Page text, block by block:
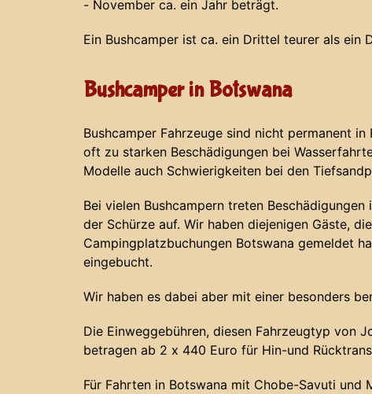
- November ca. ein Jahr beträgt.
Ein Bushcamper ist ca. ein Drittel teurer als ein
Bushcamper in Botswana
Bushcamper Fahrzeuge sind nicht permanent
oft zu starken Beschädigungen bei
Modelle auch Schwierigkeiten bei den
Bei vielen Bushcampern treten
der Schürze auf. Wir haben diejenigen Gäste,
Campingplatzbuchungen Botswana gemeldet
eingebucht.
Wir haben es dabei aber mit einer besonders
Die Einweggebühren, diesen Fahrzeugtyp von
betragen ab 2 x 440 Euro für Hin-und
Für Fahrten in Botswana mit Chobe-Savuti